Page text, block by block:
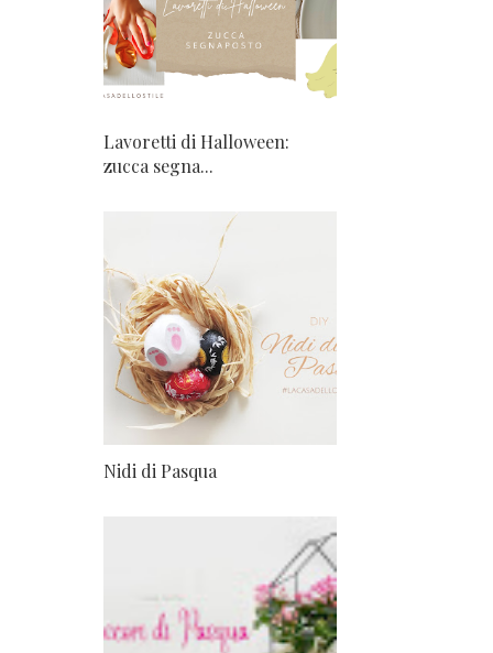
Lavoretti di Halloween:
zucca segna...
Nidi di Pasqua